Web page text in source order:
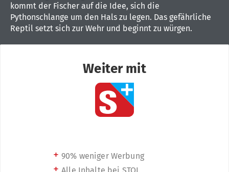
kommt der Fischer auf die Idee, sich die
Pythonschlange um den Hals zu legen. Das gefährliche
Reptil setzt sich zur Wehr und beginnt zu würgen.